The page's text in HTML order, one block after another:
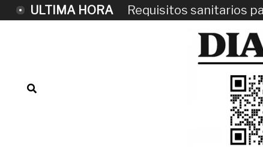
ULTIMA HORA Requisitos sanitarios